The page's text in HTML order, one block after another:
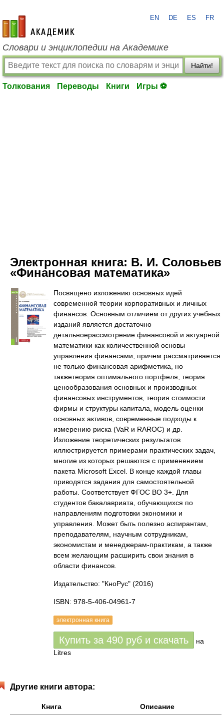
academic.ru
EN DE ES FR
Словари и энциклопедии на Академике
Найти!
Толкования Переводы Книги Игры ⚽
Электронная книга: В. И. Соловьев
«Финансовая математика»
Посвящено изложению основных идей
современной теории корпоративных и личных
финансов. Основным отличием от других учебных
изданий является достаточно
детальноерассмотрение финансовой и актуарной
математики как количественной основы
управления финансами, причем рассматривается
не только финансовая арифметика, но
такжетеория оптимального портфеля, теория
ценообразования основных и производных
финансовых инструментов, теория стоимости
фирмы и структуры капитала, модель оценки
основных активов, современные подходы к
измерению риска (VaR и RAROC) и др.
Изложение теоретических результатов
иллюстрируется примерами практических задач,
многие из которых решаются с применением
пакета Microsoft Excel. В конце каждой главы
приводятся задания для самостоятельной
работы. Соответствует ФГОС ВО 3+. Для
студентов бакалавриата, обучающихся по
направлениям подготовки экономики и
управления. Может быть полезно аспирантам,
преподавателям, научным сотрудникам,
экономистам и менеджерам-практикам, а также
всем желающим расширить свои знания в
области финансов.
Издательство: "КноРус" (2016)
ISBN: 978-5-406-04961-7
электронная книга
Купить за 490 руб и скачать
на
Litres
Другие книги автора:
Книга
Описание